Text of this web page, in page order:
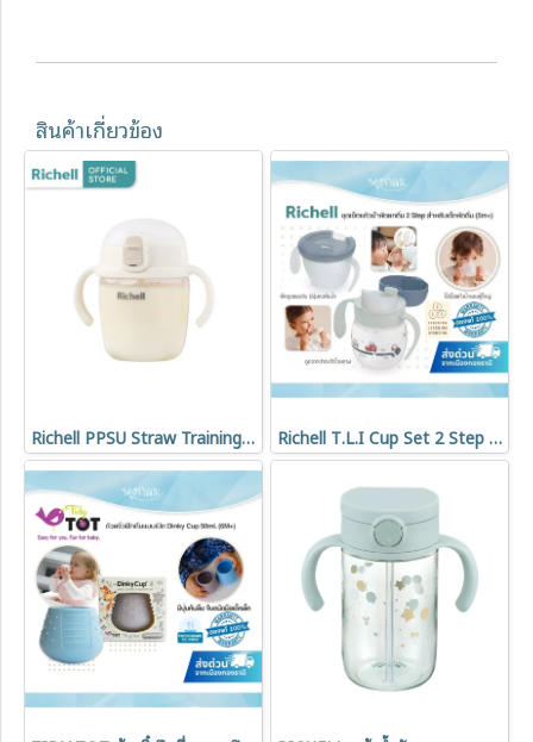
สินค้าเกี่ยวข้อง
Richell PPSU Straw Training Cup Step 1 แก้วหัดดูดหลอด PPSU 260ml สำหรับเด็ก 5 เดือนขึ้นไป BPA Free Richell T.L.I Cup Set 2 Step แก้วน้ำหัดยกดื่ม สำหรับเด็ก 5 เดือนขึ้นไป